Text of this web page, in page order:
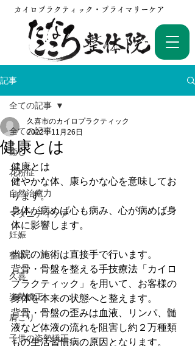
カイロプラクティック・プライマリーケア
記事
全ての記事
癒し
花粉症
自然治癒力
マタニティケア
妊娠
整体
久喜
姿勢矯正
肩こり
子供の姿勢矯正
全ての記事
健康とは
久喜市のカイロプラクティック
2022年11月26日
健康とは
健やかな体、康らかな心を意味してお
ります。
身体が病めば心も病み、心が病めば身
体に影響します。
当院の施術は直接手で行います。
背骨・骨盤を整える手技療法「カイロ
プラクティック」を用いて、お客様の
身体を本来の状態へと整えます。
背骨・骨盤の歪みは血液、リンパ、髄
液など体液の流れを阻害し約２万種類
もの生活習慣病の原因となります。